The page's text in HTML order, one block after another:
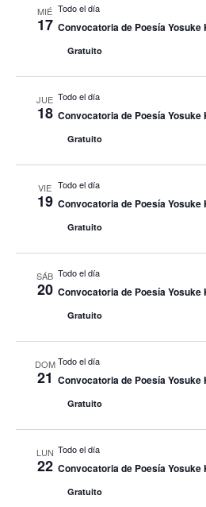
MIÉ
17
Todo el día
Convocatoria de Poesía Yosuke
Gratuito
JUE
18
Todo el día
Convocatoria de Poesía Yosuke
Gratuito
VIE
19
Todo el día
Convocatoria de Poesía Yosuke
Gratuito
SÁB
20
Todo el día
Convocatoria de Poesía Yosuke
Gratuito
DOM
21
Todo el día
Convocatoria de Poesía Yosuke
Gratuito
LUN
22
Todo el día
Convocatoria de Poesía Yosuke
Gratuito